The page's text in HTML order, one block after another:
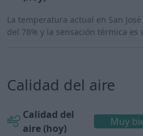
La temperatura actual en San
del 78% y la sensación térmica es
Calidad del aire
Calidad del
aire (hoy)
Muy